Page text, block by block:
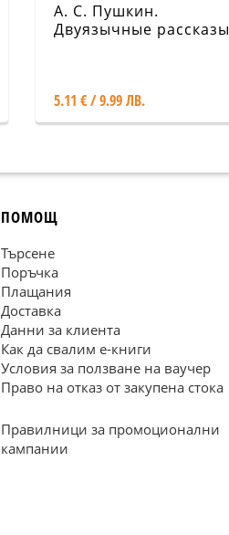
А. С. Пушкин.
Двуязычные рассказы
5.11 € / 9.99 ЛВ.
ПОМОЩ
Търсене
Поръчка
Плащания
Доставка
Данни за клиента
Как да свалим е-книги
Условия за ползване на ваучер
Право на отказ от закупена стока
Правилници за промоционални
кампании